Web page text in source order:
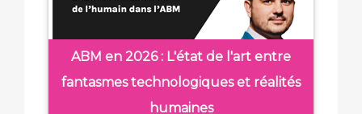
ABM en 2026 : L'état de l'art entre
fantasmes technologiques et réalités
humaines